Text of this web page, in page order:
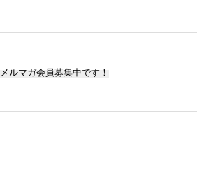
メルマガ会員募集中です！